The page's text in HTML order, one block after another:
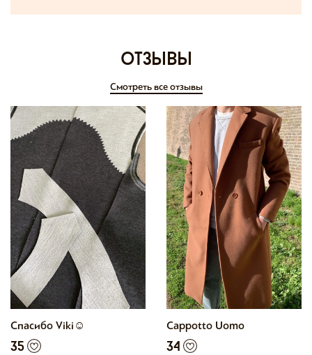
отзывы
Смотреть все отзывы
Спасибо Viki☺️
35
Cappotto Uomo
34